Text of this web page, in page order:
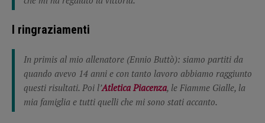
I ringraziamenti
In primis al mio allenatore (Ennio Buttò): siamo partiti da
quando avevo 14 anni e con tanto lavoro abbiamo raggiunto
questi risultati. Poi l’Atletica Piacenza, le Fiamme Gialle, la
mia famiglia e tutti quelli che mi sono stati accanto.